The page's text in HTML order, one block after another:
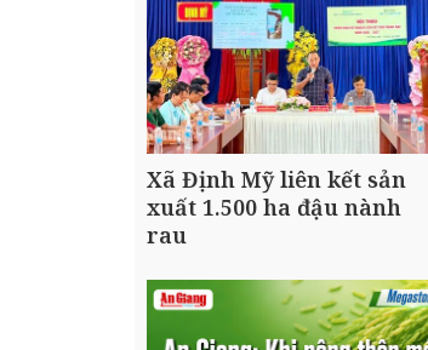
Xã Định Mỹ liên kết sản
xuất 1.500 ha đậu nành
rau